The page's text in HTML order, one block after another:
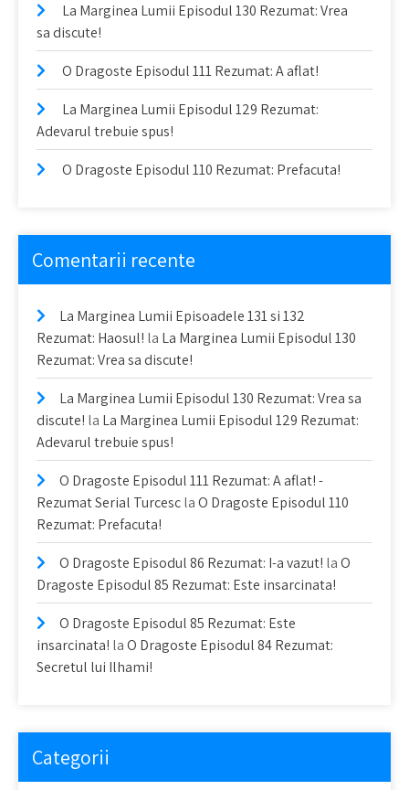
La Marginea Lumii Episodul 130 Rezumat: Vrea
sa discute!
O Dragoste Episodul 111 Rezumat: A aflat!
La Marginea Lumii Episodul 129 Rezumat:
Adevarul trebuie spus!
O Dragoste Episodul 110 Rezumat: Prefacuta!
Comentarii recente
La Marginea Lumii Episoadele 131 si 132
Rezumat: Haosul! la La Marginea Lumii Episodul 130
Rezumat: Vrea sa discute!
La Marginea Lumii Episodul 130 Rezumat: Vrea sa
discute! la La Marginea Lumii Episodul 129 Rezumat:
Adevarul trebuie spus!
O Dragoste Episodul 111 Rezumat: A aflat! -
Rezumat Serial TurcesclaO Dragoste Episodul 110
Rezumat: Prefacuta!
O Dragoste Episodul 86 Rezumat: I-a vazut! laO
Dragoste Episodul 85 Rezumat: Este insarcinata!
O Dragoste Episodul 85 Rezumat: Este
insarcinata! laO Dragoste Episodul 84 Rezumat:
Secretul lui Ilhami!
Categorii